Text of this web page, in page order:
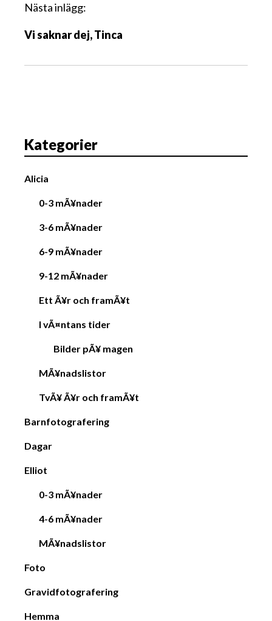
g
s
a
t
o
Nästa inlägg:
Vi saknar dej, Tinca
Kategorier
Alicia
0-3 mÃ¥nader
3-6 mÃ¥nader
6-9 mÃ¥nader
9-12 mÃ¥nader
Ett Ã¥r och framÃ¥t
I vÃ¤ntans tider
Bilder pÃ¥ magen
MÃ¥nadslistor
TvÃ¥ Ã¥r och framÃ¥t
Barnfotografering
Dagar
Elliot
0-3 mÃ¥nader
4-6 mÃ¥nader
MÃ¥nadslistor
Foto
Gravidfotografering
Hemma